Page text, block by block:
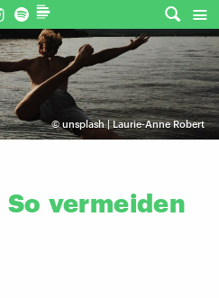
© unsplash | Laurie-Anne Robert
So vermeiden